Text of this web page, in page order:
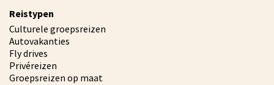
Reistypen
Culturele groepsreizen
Autovakanties
Fly drives
Privéreizen
Groepsreizen op maat